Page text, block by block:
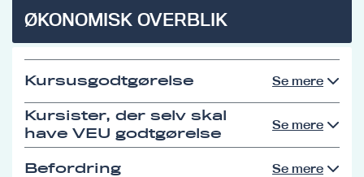
ØKONOMISK OVERBLIK
Kursusgodtgørelse Se mere
Kursister, der selv skal
have VEU godtgørelse
Se mere
Befordring Se mere